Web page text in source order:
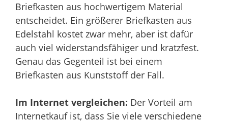
Briefkasten aus hochwertigem Material
entscheidet. Ein größerer Briefkasten aus
Edelstahl kostet zwar mehr, aber ist dafür
auch viel widerstandsfähiger und kratzfest.
Genau das Gegenteil ist bei einem
Briefkasten aus Kunststoff der Fall.
Im Internet vergleichen: Der Vorteil am
Internetkauf ist, dass Sie viele verschiedene